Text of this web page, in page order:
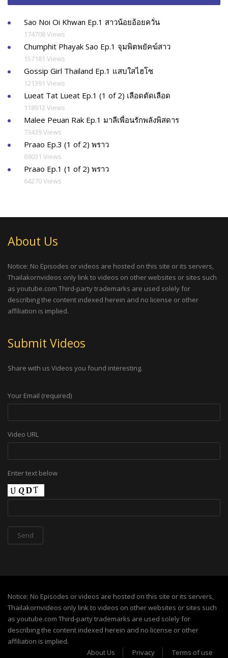
Sao Noi Oi Khwan Ep.1 สาวน้อยอ้อยควั่น
174708 Views
Chumphit Phayak Sao Ep.1 จุมพิตพยัคฆ์สาว
157181 Views
Gossip Girl Thailand Ep.1 แสบใสไฮโซ
121391 Views
Lueat Tat Lueat Ep.1 (1 of 2) เลือดตัดเลือด
118912 Views
Malee Peuan Rak Ep.1 มาลีเพื่อนรักพลังพิสดาร
73439 Views
Praao Ep.3 (1 of 2) พราว
69031 Views
Praao Ep.1 (1 of 2) พราว
64270 Views
About Us
Notice: No Episodes or videos are hosted on this site or its servers,
Thailakornvideos only link to videos on other websites or sites such
as youtube.com Third-party trademarks are used solely for
describing the content indexed herein and no license or other
affiliation is implied.
Submit Videos
Share with us Videos you found interesting.
Your Email (required)
Video URL
Enter text below
Notice: No Episodes or videos are hosted on this site or its servers,
Thailakornvideos only link to videos on other websites or sites such
as youtube.com Third-party trademarks are used solely for
describing the content indexed herein and no license or other
affiliation is implied.
About Us
Privacy Terms of use